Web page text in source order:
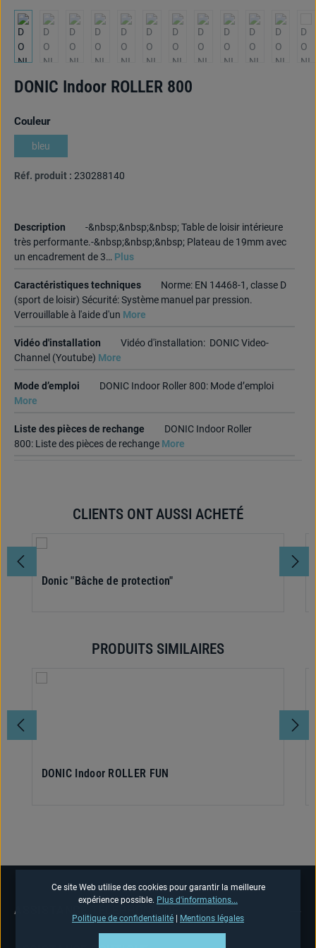
DONIC Indoor ROLLER 800
Sélectionnez
Couleur
bleu
Réf. produit : 230288140
Description
-&nbsp;&nbsp;&nbsp; Table de loisir intérieure
très performante.-&nbsp;&nbsp;&nbsp; Plateau de 19mm avec
un encadrement de 3… Plus
Caractéristiques techniques
Norme: EN 14468-1, classe D
(sport de loisir) Sécurité: Système manuel par pression.
Verrouillable à l'aide d'un More
Vidéo d'installation
Vidéo d'installation: DONIC Video-
Channel (Youtube) More
Mode d’emploi
DONIC Indoor Roller 800: Mode d’emploi
More
Liste des pièces de rechange
DONIC Indoor Roller
800: Liste des pièces de rechange More
Ignorer la galerie de produits
CLIENTS ONT AUSSI ACHETÉ
Donic "Bâche de protection"
Ignorer la galerie de produitsPRODUITS SIMILAIRES
DONIC Indoor ROLLER FUN
ASSISTANCE TÉLÉPHONIQUE
Ce site Web utilise des cookies pour garantir la meilleure
expérience possible. Plus d'informations...
Politique de confidentialité
Mentions légales